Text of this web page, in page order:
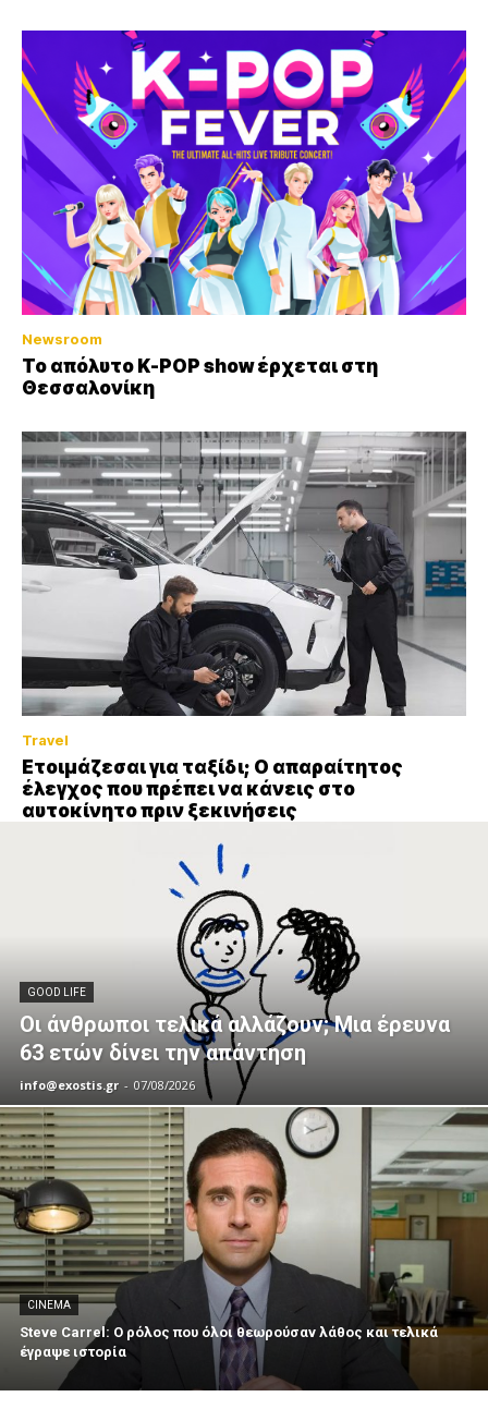
Newsroom
Το απόλυτο K-POP show έρχεται στη
Θεσσαλονίκη
Travel
Ετοιμάζεσαι για ταξίδι; Ο απαραίτητος
έλεγχος που πρέπει να κάνεις στο
αυτοκίνητο πριν ξεκινήσεις
GOOD LIFE
Οι άνθρωποι τελικά αλλάζουν; Μια έρευνα
63 ετών δίνει την απάντηση
info@exostis.gr - 07/08/2026
CINEMA
Steve Carrel: Ο ρόλος που όλοι θεωρούσαν λάθος και τελικά
έγραψε ιστορία